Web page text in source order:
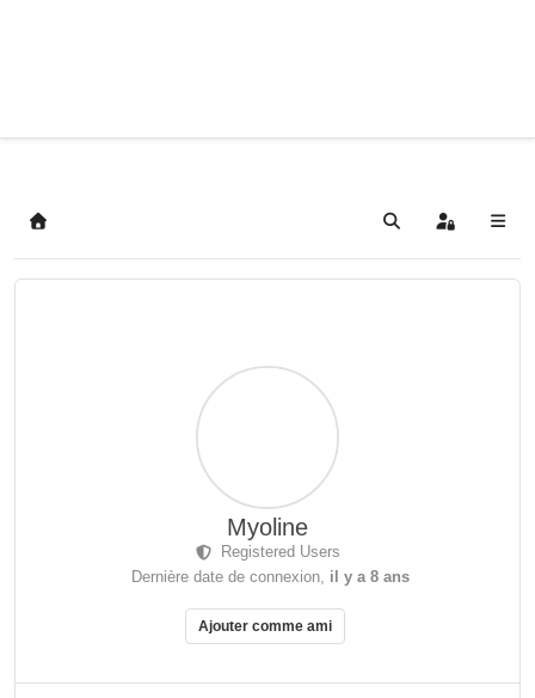
Home SearchSign In
Myoline
Registered Users
Dernière date de connexion, il y a 8 ans
Ajouter comme ami